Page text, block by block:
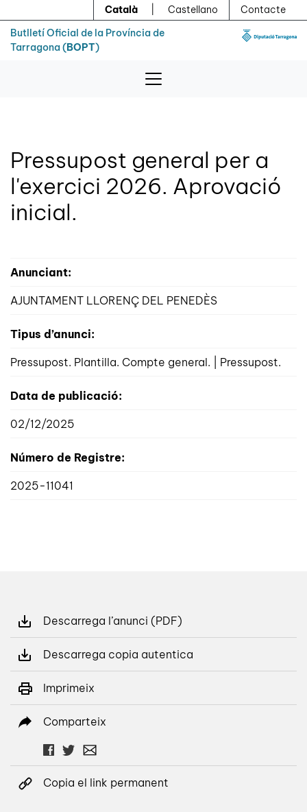
Català Castellano
Contacte
Butlletí Oficial de la Província de
Tarragona (BOPT)
Pressupost general per a
l'exercici 2026. Aprovació
inicial.
Anunciant:
AJUNTAMENT LLORENÇ DEL PENEDÈS
Tipus d’anunci:
Pressupost. Plantilla. Compte general. | Pressupost.
Data de publicació:
02/12/2025
Número de Registre:
2025-11041
Descarrega l’anunci (PDF)
Descarrega copia autentica
Imprimeix
Comparteix
Copia el link permanent